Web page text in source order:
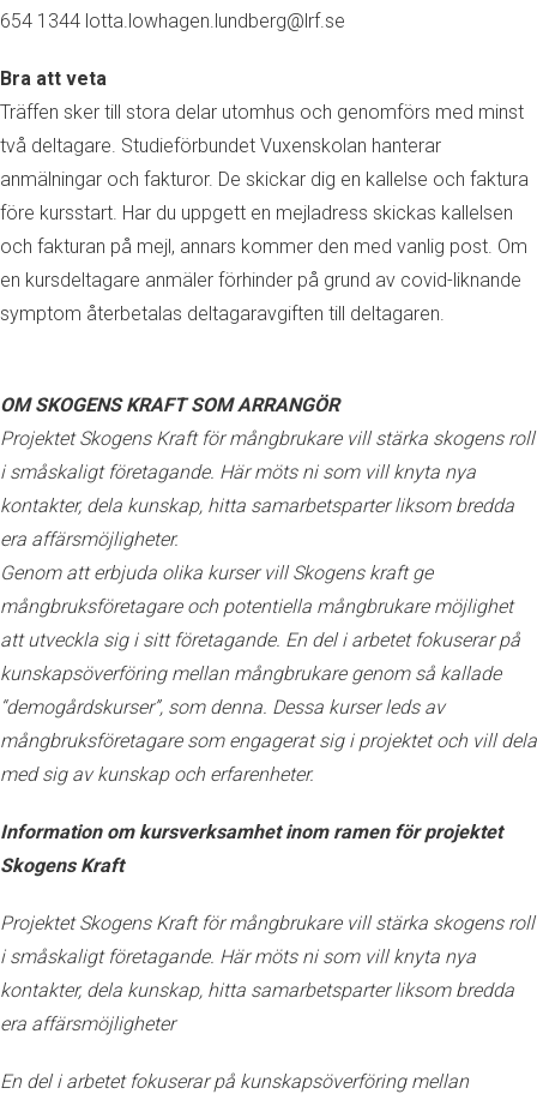
654 1344 lotta.lowhagen.lundberg@lrf.se
Bra att veta
Träffen sker till stora delar utomhus och genomförs med minst
två deltagare. Studieförbundet Vuxenskolan hanterar
anmälningar och fakturor. De skickar dig en kallelse och faktura
före kursstart. Har du uppgett en mejladress skickas kallelsen
och fakturan på mejl, annars kommer den med vanlig post. Om
en kursdeltagare anmäler förhinder på grund av covid-liknande
symptom återbetalas deltagaravgiften till deltagaren.
OM SKOGENS KRAFT SOM ARRANGÖR
Projektet Skogens Kraft för mångbrukare vill stärka skogens roll
i småskaligt företagande. Här möts ni som vill knyta nya
kontakter, dela kunskap, hitta samarbetsparter liksom bredda
era affärsmöjligheter.
Genom att erbjuda olika kurser vill Skogens kraft ge
mångbruksföretagare och potentiella mångbrukare möjlighet
att utveckla sig i sitt företagande. En del i arbetet fokuserar på
kunskapsöverföring mellan mångbrukare genom så kallade
“demogårdskurser”, som denna. Dessa kurser leds av
mångbruksföretagare som engagerat sig i projektet och vill dela
med sig av kunskap och erfarenheter.
Information om kursverksamhet inom ramen för projektet
Skogens Kraft
Projektet Skogens Kraft för mångbrukare vill stärka skogens roll
i småskaligt företagande. Här möts ni som vill knyta nya
kontakter, dela kunskap, hitta samarbetsparter liksom bredda
era affärsmöjligheter
En del i arbetet fokuserar på kunskapsöverföring mellan